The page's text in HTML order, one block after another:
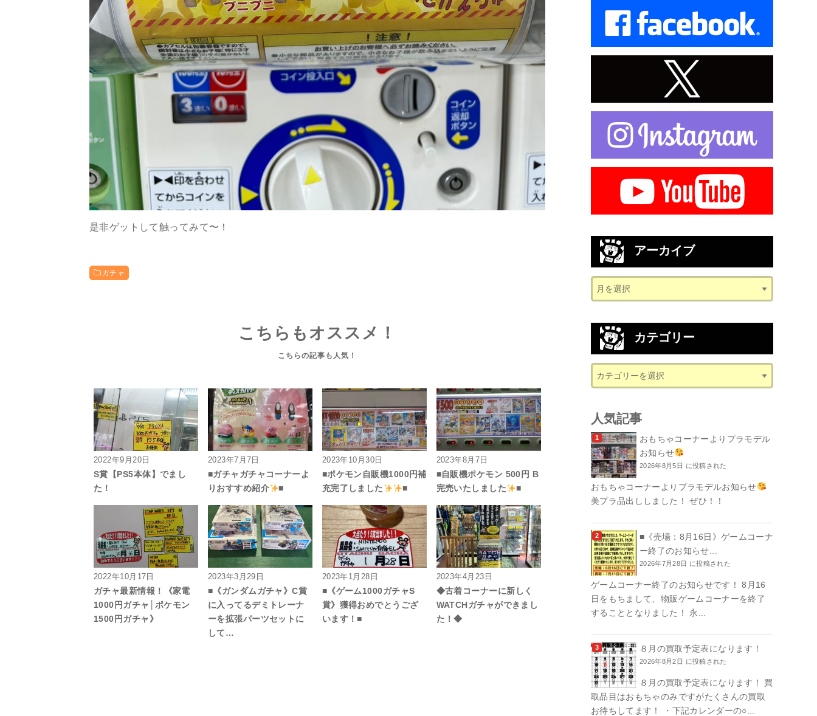
是非ゲットして触ってみて〜！
ガチャ
こちらもオススメ！
2022年9月20日
S賞【PS5本体】でまし
た！
2023年7月7日
■ガチャガチャコーナーよ
りおすすめ紹介
■
2023年10月30日
■ポケモン自販機1000円補
充完了しました
■
2023年8月7日
■自販機ポケモン 500円 B
完売いたしました
■
2022年10月17日
ガチャ最新情報！《家電
1000円ガチャ│ポケモン
1500円ガチャ》
2023年3月29日
■《ガンダムガチャ》C賞
に入ってるデミトレーナ
ーを拡張パーツセットに
して…
2023年1月28日
■《ゲーム1000ガチャS
賞》獲得おめでとうござ
います！■
2023年4月23日
◆古着コーナーに新しく
WATCHガチャができまし
た！◆
アーカイブ
カテゴリー
人気記事
おもちゃコーナーよりプラモデル
お知らせ
2026年8月5日 に投稿された
おもちゃコーナーよりプラモデルお知らせ
美プラ品出ししました！ ぜひ！！
■《売場：8月16日》ゲームコーナ
ー終了のお知らせ...
2026年7月28日 に投稿された
ゲームコーナー終了のお知らせです！ 8月16
日をもちまして、物販ゲームコーナーを終了
することとなりました！ 永...
８月の買取予定表になります！
2026年8月2日 に投稿された
８月の買取予定表になります！ 買
取品目はおもちゃのみですがたくさんの買取
お待ちしてます！ ・下記カレンダーの○...